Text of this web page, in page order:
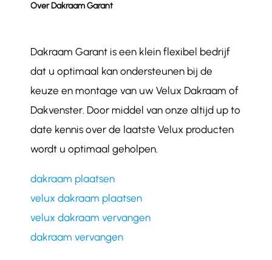
Over Dakraam Garant
Dakraam Garant is een klein flexibel bedrijf
dat u optimaal kan ondersteunen bij de
keuze en montage van uw Velux Dakraam of
Dakvenster. Door middel van onze altijd up to
date kennis over de laatste Velux producten
wordt u optimaal geholpen.
dakraam plaatsen
velux dakraam plaatsen
velux dakraam vervangen
dakraam vervangen